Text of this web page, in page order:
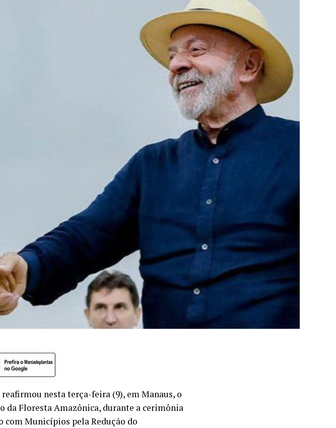
nesta terça-feira (9), em Manaus, o
da Floresta Amazônica, durante a cerimônia
com Municípios pela Redução do